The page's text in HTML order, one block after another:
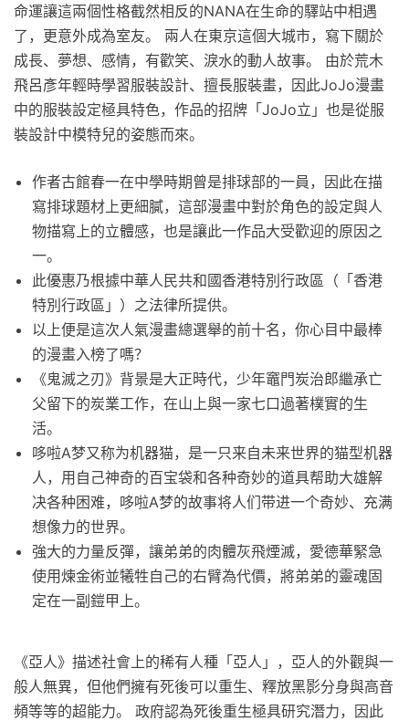
命運讓這兩個性格截然相反的NANA在生命的驛站中相遇
了，更意外成為室友。 兩人在東京這個大城市，寫下關於
成長、夢想、感情，有歡笑、淚水的動人故事。 由於荒木
飛呂彥年輕時學習服裝設計、擅長服裝畫，因此JoJo漫畫
中的服裝設定極具特色，作品的招牌「JoJo立」也是從服
裝設計中模特兒的姿態而來。
作者古館春一在中學時期曾是排球部的一員，因此在描
寫排球題材上更細膩，這部漫畫中對於角色的設定與人
物描寫上的立體感，也是讓此一作品大受歡迎的原因之
一。
此優惠乃根據中華人民共和國香港特別行政區（「香港
特別行政區」）之法律所提供。
以上便是這次人氣漫畫總選舉的前十名，你心目中最棒
的漫畫入榜了嗎？
《鬼滅之刃》背景是大正時代，少年竈門炭治郎繼承亡
父留下的炭業工作，在山上與一家七口過著樸實的生
活。
哆啦A梦又称为机器猫，是一只来自未来世界的猫型机器
人，用自己神奇的百宝袋和各种奇妙的道具帮助大雄解
决各种困难，哆啦A梦的故事将人们带进一个奇妙、充满
想像力的世界。
強大的力量反彈，讓弟弟的肉體灰飛煙滅，愛德華緊急
使用煉金術並犧牲自己的右臂為代價，將弟弟的靈魂固
定在一副鎧甲上。
《亞人》描述社會上的稀有人種「亞人」，亞人的外觀與一
般人無異，但他們擁有死後可以重生、釋放黑影分身與高音
頻等等的超能力。 政府認為死後重生極具研究潛力，因此